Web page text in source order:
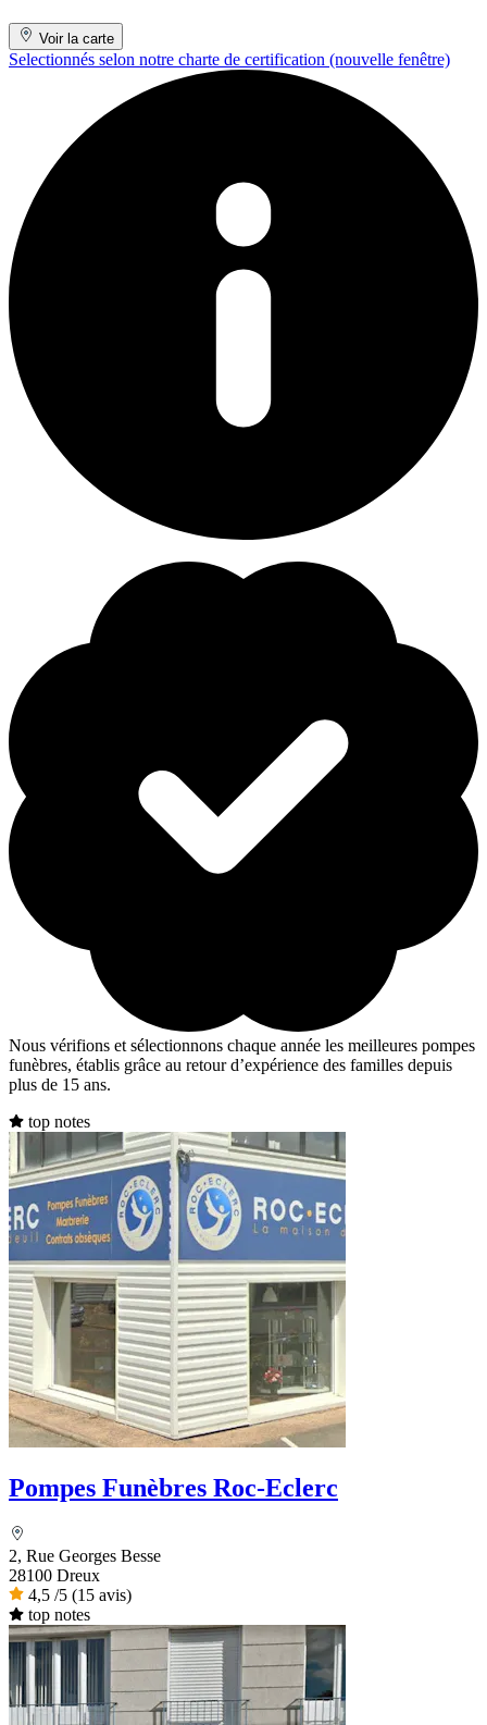
Voir la carte
Selectionnés selon notre charte de certification (nouvelle fenêtre)
Nous vérifions et sélectionnons chaque année les meilleures pompes
funèbres, établis grâce au retour d’expérience des familles depuis
plus de 15 ans.
top notes
Pompes Funèbres Roc-Eclerc
2, Rue Georges Besse
28100 Dreux
4,5 /5 (15 avis)
top notes